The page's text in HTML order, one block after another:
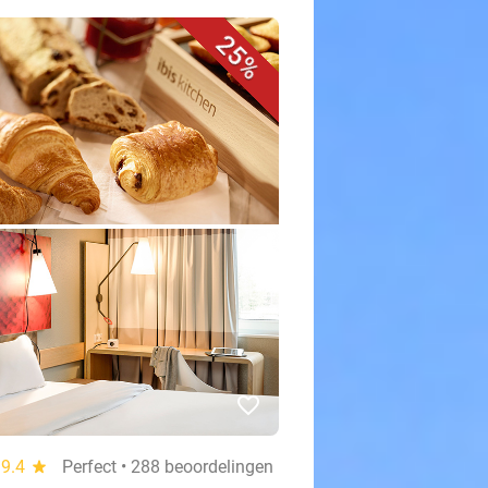
25%
favorite_border
9.4 star
Perfect • 288 beoordelingen